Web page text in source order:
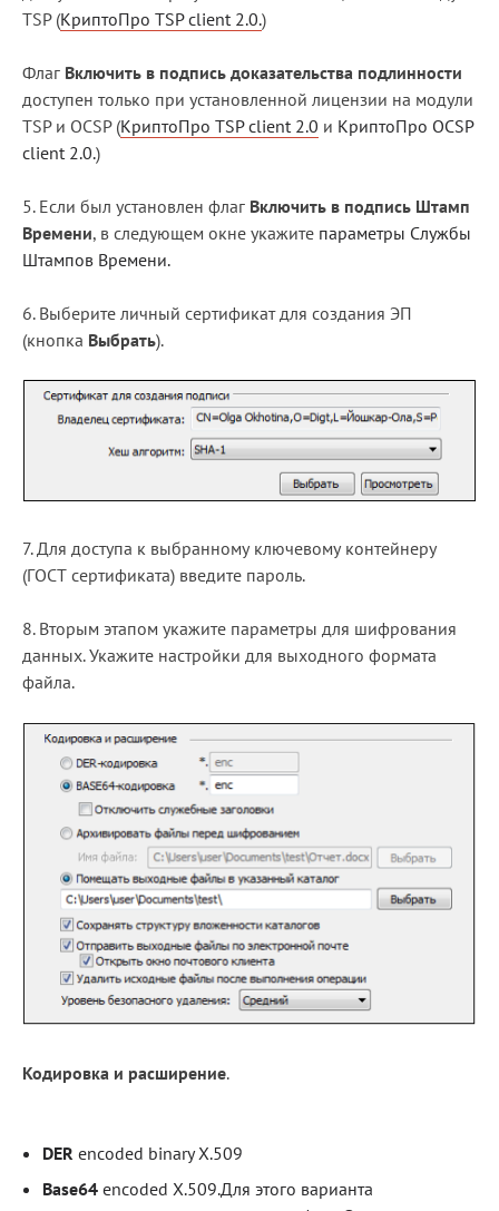
TSP (КриптоПро TSP client 2.0.)
Флаг Включить в подпись доказательства подлинности
доступен только при установленной лицензии на модули
TSP и OCSP (КриптоПро TSP client 2.0 и КриптоПро OCSP
client 2.0.)
5. Если был установлен флаг Включить в подпись Штамп
Времени, в следующем окне укажите параметры Службы
Штампов Времени.
6. Выберите личный сертификат для создания ЭП
(кнопка Выбрать).
7. Для доступа к выбранному ключевому контейнеру
(ГОСТ сертификата) введите пароль.
8. Вторым этапом укажите параметры для шифрования
данных. Укажите настройки для выходного формата
файла.
Кодировка и расширение.
DER encoded binary X.509
Base64 encoded X.509.Для этого варианта